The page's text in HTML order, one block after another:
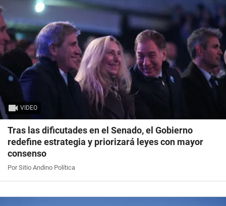
VIDEO
Tras las dificutades en el Senado, el Gobierno
redefine estrategia y priorizará leyes con mayor
consenso
Por Sitio Andino Política